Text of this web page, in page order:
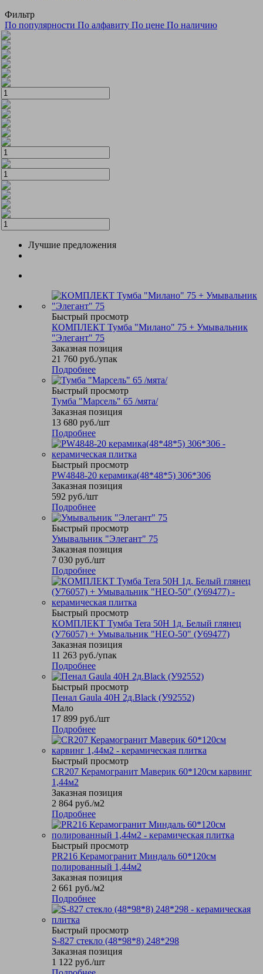
Фильтр
По популярности По алфавиту По цене По наличию
Лучшие предложения
Быстрый просмотр
КОМПЛЕКТ Тумба "Милано" 75 + Умывальник
"Элегант" 75
Заказная позиция
21 760 руб./упак
Подробнее
Быстрый просмотр
Тумба "Марсель" 65 /мята/
Заказная позиция
13 680 руб./шт
Подробнее
Быстрый просмотр
PW4848-20 керамика(48*48*5) 306*306
Заказная позиция
592 руб./шт
Подробнее
Быстрый просмотр
Умывальник "Элегант" 75
Заказная позиция
7 030 руб./шт
Подробнее
Быстрый просмотр
КОМПЛЕКТ Тумба Tera 50Н 1д. Белый глянец
(У76057) + Умывальник "НЕО-50" (У69477)
Заказная позиция
11 263 руб./упак
Подробнее
Быстрый просмотр
Пенал Gaula 40Н 2д.Black (У92552)
Мало
17 899 руб./шт
Подробнее
Быстрый просмотр
CR207 Керамогранит Маверик 60*120см карвинг
1,44м2
Заказная позиция
2 864 руб./м2
Подробнее
Быстрый просмотр
PR216 Керамогранит Миндаль 60*120см
полированный 1,44м2
Заказная позиция
2 661 руб./м2
Подробнее
Быстрый просмотр
S-827 стекло (48*98*8) 248*298
Заказная позиция
1 122 руб./шт